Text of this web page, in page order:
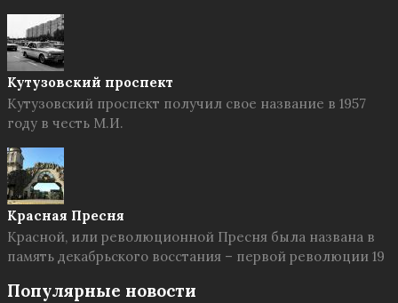
Кутузовский проспект
Кутузовский проспект получил свое название в 1957
году в честь М.И.
Красная Пресня
Красной, или революционной Пресня была названа в
память декабрьского восстания – первой революции 19
Популярные новости